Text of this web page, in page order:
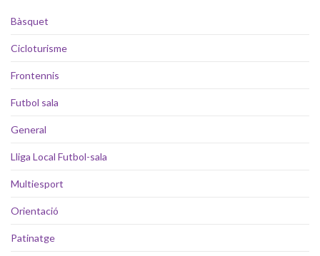
Bàsquet
Cicloturisme
Frontennis
Futbol sala
General
Lliga Local Futbol-sala
Multiesport
Orientació
Patinatge